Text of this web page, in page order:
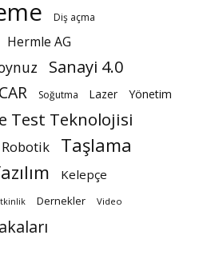
Diş açma
Hermle AG
Sanayi 4.0
Soğutma Lazer Yönetim
Test Teknolojisi
Robotik Taşlama
Kelepçe
Dernekler Video